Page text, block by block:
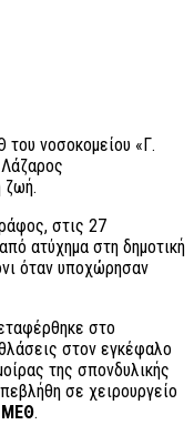
νοσοκομείου «Γ.
ζωή.
στις 27
ατύχημα στη δημοτική
όταν υποχώρησαν
στο
στον εγκέφαλο
της σπονδυλικής
σε χειρουργείο
ΜΕΘ.